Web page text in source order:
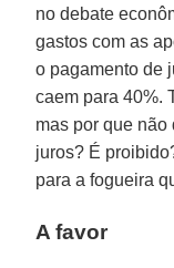
no debate
gastos com as
o pagamento de
caem para 40%.
mas por que não
juros? É
para a fogueira
A favor